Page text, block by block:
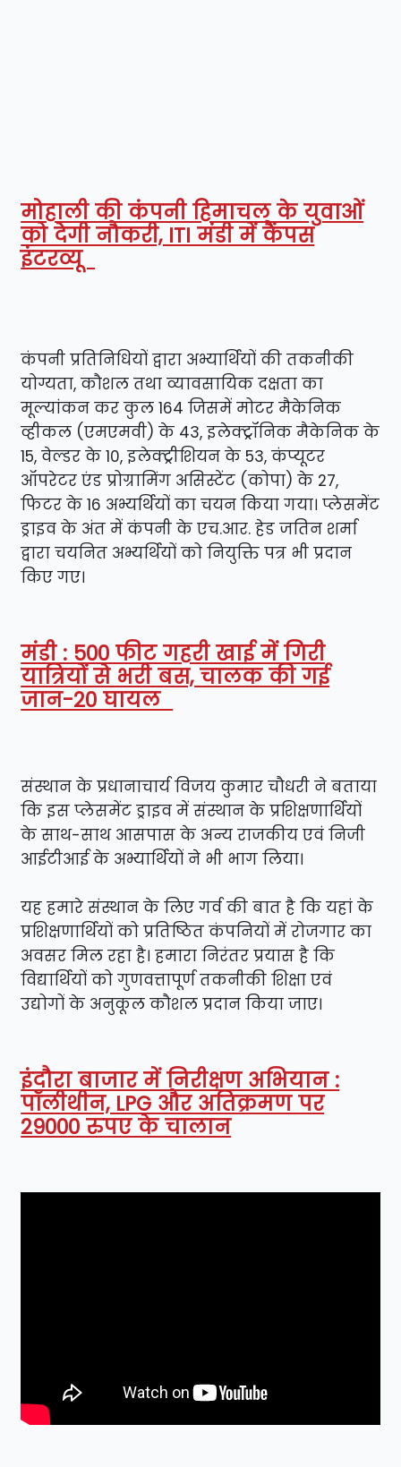
मोहाली की कंपनी हिमाचल के युवाओं
को देगी नौकरी, ITI मंडी में कैंपस
इंटरव्यू
कंपनी प्रतिनिधियों द्वारा अभ्यार्थियों की तकनीकी
योग्यता, कौशल तथा व्यावसायिक दक्षता का
मूल्यांकन कर कुल 164 जिसमें मोटर मैकेनिक
व्हीकल (एमएमवी) के 43, इलेक्ट्रॉनिक मैकेनिक के
15, वेल्डर के 10, इलेक्ट्रीशियन के 53, कंप्यूटर
ऑपरेटर एंड प्रोग्रामिंग असिस्टेंट (कोपा) के 27,
फिटर के 16 अभ्यर्थियों का चयन किया गया। प्लेसमेंट
ड्राइव के अंत में कंपनी के एच.आर. हेड जतिन शर्मा
द्वारा चयनित अभ्यर्थियों को नियुक्ति पत्र भी प्रदान
किए गए।
मंडी : 500 फीट गहरी खाई में गिरी
यात्रियों से भरी बस, चालक की गई
जान-20 घायल
संस्थान के प्रधानाचार्य विजय कुमार चौधरी ने बताया
कि इस प्लेसमेंट ड्राइव में संस्थान के प्रशिक्षणार्थियों
के साथ-साथ आसपास के अन्य राजकीय एवं निजी
आईटीआई के अभ्यार्थियों ने भी भाग लिया।
यह हमारे संस्थान के लिए गर्व की बात है कि यहां के
प्रशिक्षणार्थियों को प्रतिष्ठित कंपनियों में रोजगार का
अवसर मिल रहा है। हमारा निरंतर प्रयास है कि
विद्यार्थियों को गुणवत्तापूर्ण तकनीकी शिक्षा एवं
उद्योगों के अनुकूल कौशल प्रदान किया जाए।
इंदौरा बाजार में निरीक्षण अभियान :
पॉलीथीन, LPG और अतिक्रमण पर
29000 रुपए के चालान